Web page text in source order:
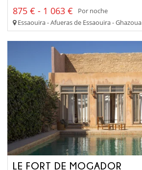
875 € - 1 063 €
Por noche
Essaouira - Afueras de Essaouira - Ghazoua
LE FORT DE MOGADOR